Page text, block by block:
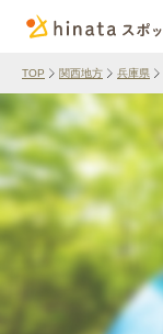
TOP 関西地方 兵庫県